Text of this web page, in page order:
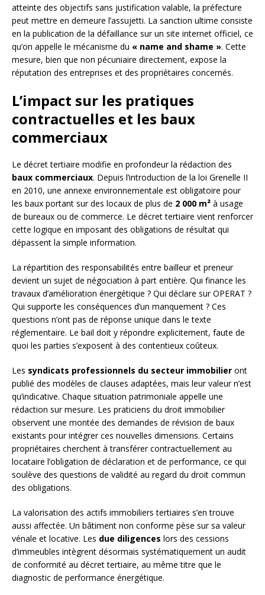
atteinte des objectifs sans justification valable, la préfecture
peut mettre en demeure l’assujetti. La sanction ultime consiste
en la publication de la défaillance sur un site internet officiel, ce
qu’on appelle le mécanisme du « name and shame ». Cette
mesure, bien que non pécuniaire directement, expose la
réputation des entreprises et des propriétaires concernés.
L’impact sur les pratiques
contractuelles et les baux
commerciaux
Le décret tertiaire modifie en profondeur la rédaction des
baux commerciaux. Depuis l’introduction de la loi Grenelle II
en 2010, une annexe environnementale est obligatoire pour
les baux portant sur des locaux de plus de 2 000 m² à usage
de bureaux ou de commerce. Le décret tertiaire vient renforcer
cette logique en imposant des obligations de résultat qui
dépassent la simple information.
La répartition des responsabilités entre bailleur et preneur
devient un sujet de négociation à part entière. Qui finance les
travaux d’amélioration énergétique ? Qui déclare sur OPERAT ?
Qui supporte les conséquences d’un manquement ? Ces
questions n’ont pas de réponse unique dans le texte
réglementaire. Le bail doit y répondre explicitement, faute de
quoi les parties s’exposent à des contentieux coûteux.
Les syndicats professionnels du secteur immobilier ont
publié des modèles de clauses adaptées, mais leur valeur n’est
qu’indicative. Chaque situation patrimoniale appelle une
rédaction sur mesure. Les praticiens du droit immobilier
observent une montée des demandes de révision de baux
existants pour intégrer ces nouvelles dimensions. Certains
propriétaires cherchent à transférer contractuellement au
locataire l’obligation de déclaration et de performance, ce qui
soulève des questions de validité au regard du droit commun
des obligations.
La valorisation des actifs immobiliers tertiaires s’en trouve
aussi affectée. Un bâtiment non conforme pèse sur sa valeur
vénale et locative. Les due diligences lors des cessions
d’immeubles intègrent désormais systématiquement un audit
de conformité au décret tertiaire, au même titre que le
diagnostic de performance énergétique.